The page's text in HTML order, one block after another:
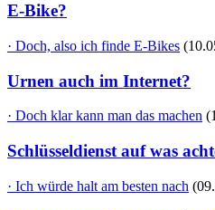
E-Bike?
· Doch, also ich finde E-Bikes
Urnen auch im Internet?
· Doch klar kann man das machen
Schlüsseldienst auf was
· Ich würde halt am besten nach